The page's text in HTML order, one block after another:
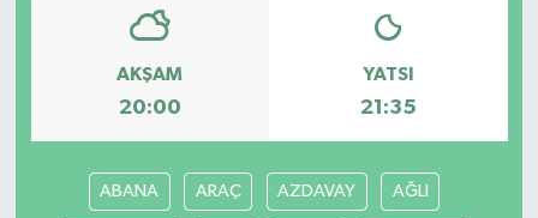
AKŞAM
20:00
YATSI
21:35
ABANA ARAÇ AZDAVAY AĞLI